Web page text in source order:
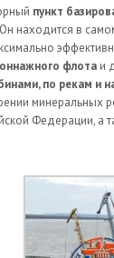
пункт
находится в
флота и
по рекам и
минеральных
Федерации, а